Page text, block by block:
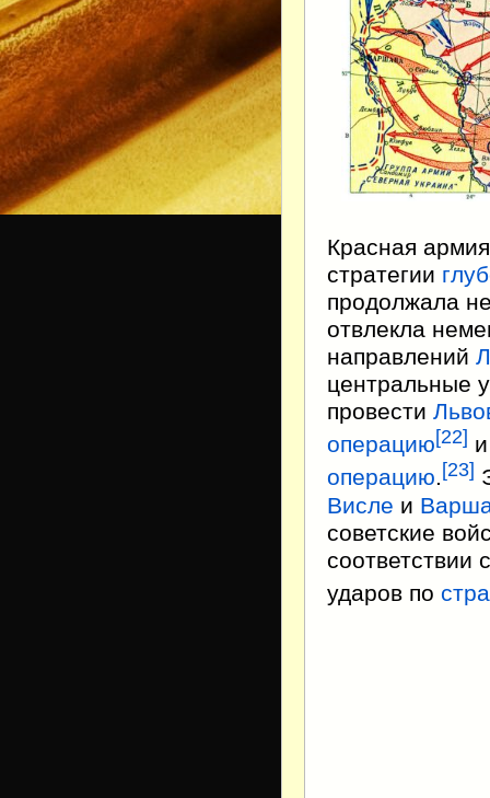
Красная
стратегии
продолжала
отвлекла
направлений
центральные
провести
операцию[22]
операцию. [23]
Висле и
советские
соответствии
ударов по